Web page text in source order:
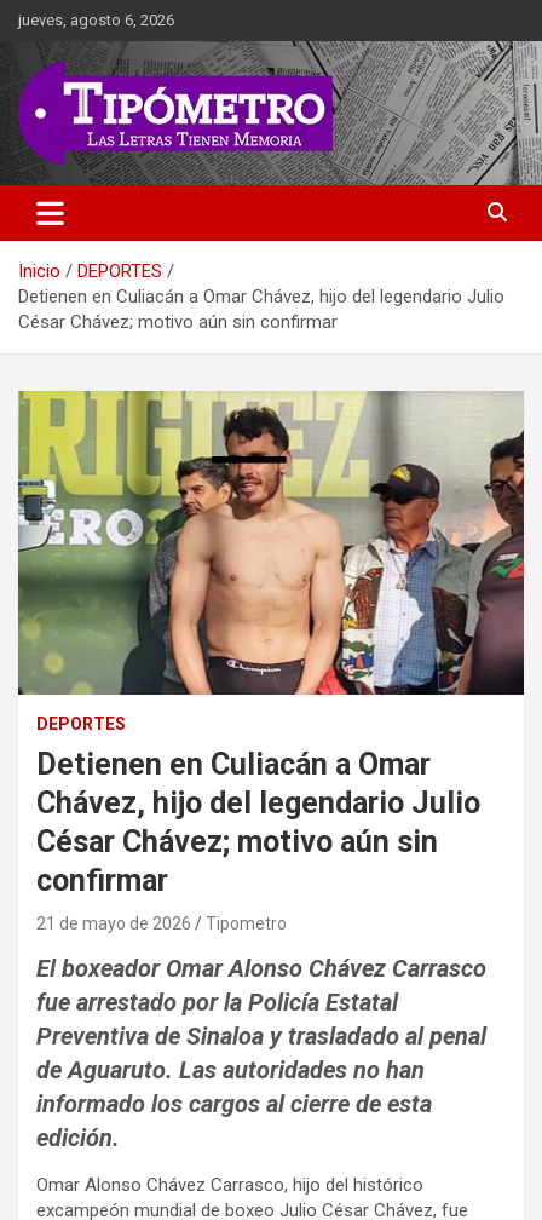
Saltar
contenido
jueves, agosto 6, 2026
Tipometro
Las Letras Tienen Memoria
Inicio
DEPORTES
Detienen en Culiacán a Omar Chávez, hijo del legendario Julio
César Chávez; motivo aún sin confirmar
DEPORTES
Detienen en Culiacán a Omar
Chávez, hijo del legendario Julio
César Chávez; motivo aún sin
confirmar
21 de mayo de 2026 Tipometro
El boxeador Omar Alonso Chávez Carrasco
fue arrestado por la Policía Estatal
Preventiva de Sinaloa y trasladado al penal
de Aguaruto. Las autoridades no han
informado los cargos al cierre de esta
edición.
Omar Alonso Chávez Carrasco, hijo del histórico
excampeón mundial de boxeo Julio César Chávez, fue